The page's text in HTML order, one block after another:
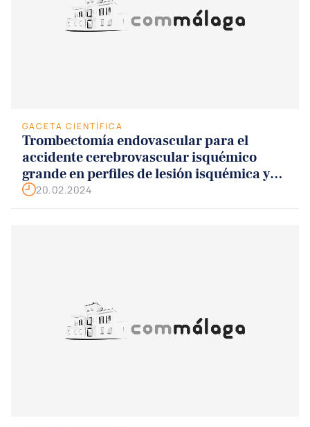
GACETA CIENTÍFICA
Trombectomía endovascular para el
accidente cerebrovascular isquémico
grande en perfiles de lesión isquémica y
penumbra
20.02.2024